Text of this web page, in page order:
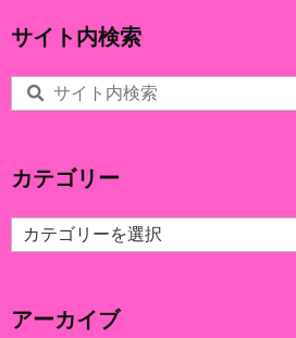
サイト内検索
カテゴリー
カ
テ
ー
アーカイブ